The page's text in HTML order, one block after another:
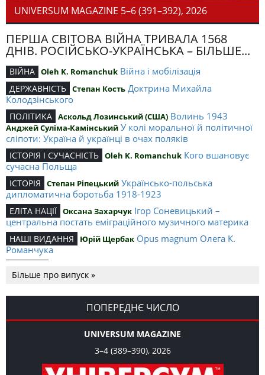
UNIVERSUM MAGAZINE 5–6 (391–392), 2026
ПЕРША СВІТОВА ВІЙНА ТРИВАЛА 1568
ДНІВ. РОСІЙСЬКО-УКРАЇНСЬКА – БІЛЬШЕ...
ВІЙНА Oleh K. Romanchuk Війна і мобілізація
ДЕРЖАВНІСТЬ Степан Кость Доктрина Михайла
Колодзінського
ПОЛІТИКА Аскольд Лозинський (США) Волинь 1943
Анджей Суліма-Камінський У колі моральної й політичної
сліпоти: Україна й українці в очах поляків
ІСТОРІЯ І СУЧАСНІСТЬ Oleh K. Romanchuk Кого вшановує
сучасна Польща
ІСТОРІЯ Степан Ріпецький Українсько-польська
дипломатична боротьба 1918-1923
ЕЛІТА НАЦІЇ Оксана Захарчук Ігор Соневицький –
центральна постать еміграційного музичного материка
НАШІ ВИДАННЯ Юрій Щербак Opus magnum Олега К.
Романчука
Романчука
Editorial Oleh K. Romanchuk Журавель і синиця як
уособлення української політстратегії й тактики
Більше про випуск »
ПОПЕРЕДНЄ ЧИСЛО
UNIVERSUM MAGAZINE
3–4 (389–390), 2026